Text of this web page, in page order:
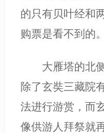
的只有贝叶经和
购票是看不到的。
大雁塔的北侧
除了玄奘三藏院
法进行游赏，而
像供游人拜祭就